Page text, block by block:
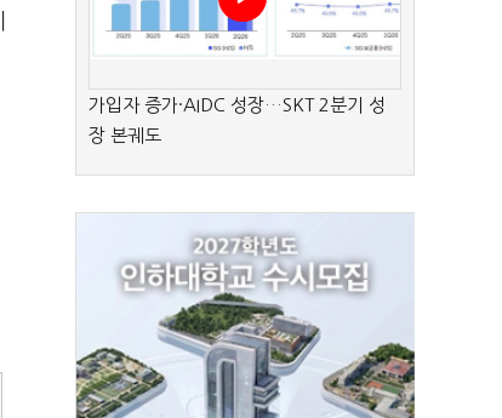
가입자 증가·AIDC 성장…SKT 2분기 성
장 본궤도